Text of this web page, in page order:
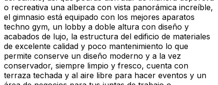
o recreativa una alberca con vista panorámica increíble,
el gimnasio está equipado con los mejores aparatos
techno gym, un lobby a doble altura con diseño y
acabados de lujo, la estructura del edificio de materiales
de excelente calidad y poco mantenimiento lo que
permite conserve un diseño moderno y a la vez
conservador, siempre limpio y fresco, cuenta con
terraza techada y al aire libre para hacer eventos y un